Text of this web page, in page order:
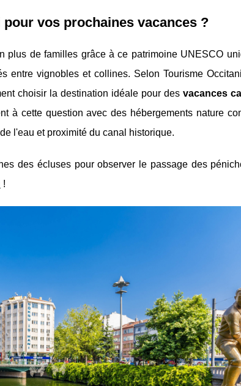
vos prochaines vacances ?
plus de familles grâce à ce patrimoine UNESCO
entre vignobles et collines. Selon Tourisme
choisir la destination idéale pour des vacances
à cette question avec des hébergements nature
l'eau et proximité du canal historique.
des écluses pour observer le passage des
!